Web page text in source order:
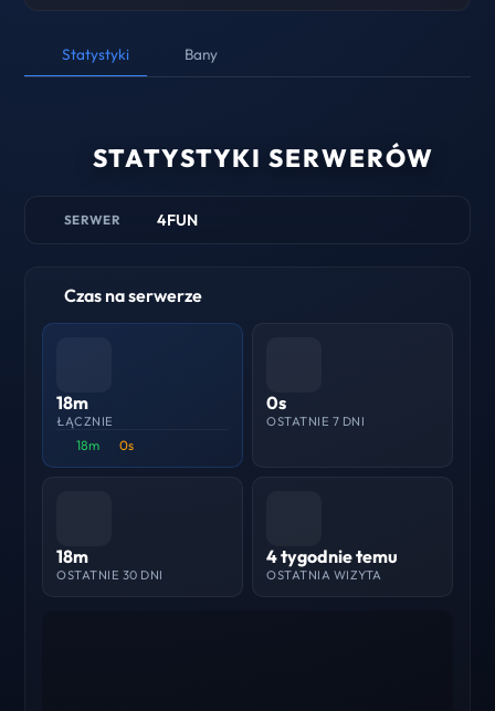
Statystyki Bany
STATYSTYKI SERWERÓW
SERWER 4FUN
Czas na serwerze
18m
ŁĄCZNIE
18m 0s
0s
OSTATNIE 7 DNI
18m
OSTATNIE 30 DNI
4 tygodnie temu
OSTATNIA WIZYTA